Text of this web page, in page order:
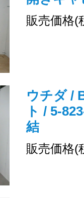
販売価格(
ウチダ /
ト / 5-
結
販売価格(